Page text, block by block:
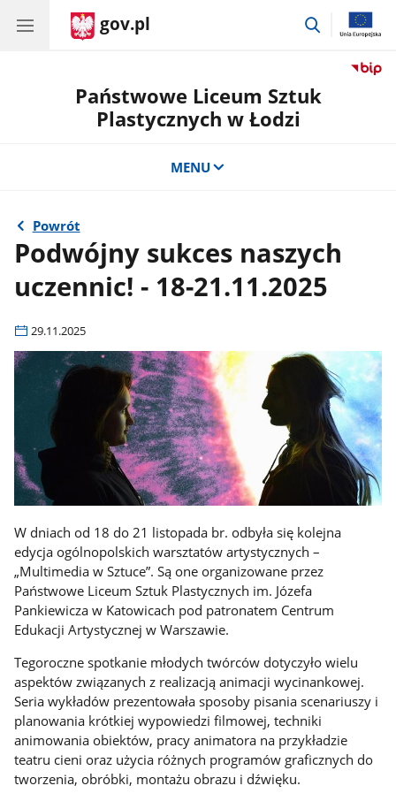
gov.pl
przejdź
Państwowe Liceum Sztuk
Plastycznych w Łodzi
MENU
Powrót
Podwójny sukces naszych
uczennic! - 18-21.11.2025
29.11.2025
W dniach od 18 do 21 listopada br. odbyła się kolejna
edycja ogólnopolskich warsztatów artystycznych –
„Multimedia w Sztuce”. Są one organizowane przez
Państwowe Liceum Sztuk Plastycznych im. Józefa
Pankiewicza w Katowicach pod patronatem Centrum
Edukacji Artystycznej w Warszawie.
Tegoroczne spotkanie młodych twórców dotyczyło wielu
aspektów związanych z realizacją animacji wycinankowej.
Seria wykładów prezentowała sposoby pisania scenariuszy i
planowania krótkiej wypowiedzi filmowej, techniki
animowania obiektów, pracy animatora na przykładzie
teatru cieni oraz użycia różnych programów graficznych do
tworzenia, obróbki, montażu obrazu i dźwięku.